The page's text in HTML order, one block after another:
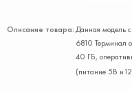
Описание товара:Данная модель
6810 Терминал
40 ГБ,
(питание 5В